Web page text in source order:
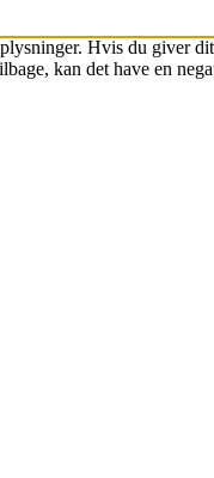
Hvis du giver
kan det have en